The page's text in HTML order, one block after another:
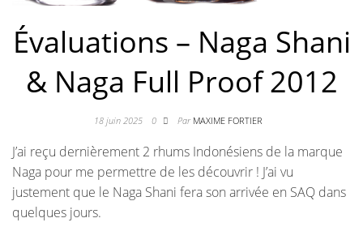
Évaluations – Naga Shani
& Naga Full Proof 2012
18 juin 2025 0 Par MAXIME FORTIER
J’ai reçu dernièrement 2 rhums Indonésiens de la marque
Naga pour me permettre de les découvrir ! J’ai vu
justement que le Naga Shani fera son arrivée en SAQ dans
quelques jours.